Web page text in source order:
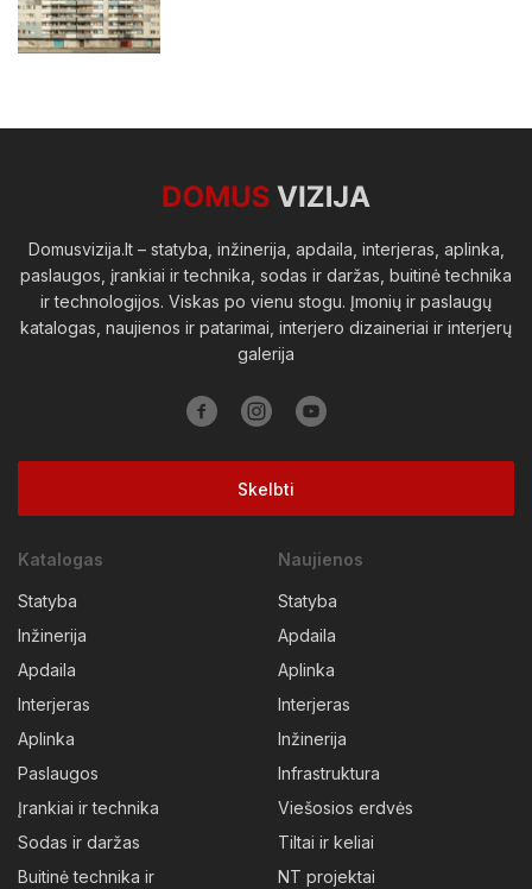
Domusvizija.lt – statyba, inžinerija, apdaila, interjeras, aplinka,
paslaugos, įrankiai ir technika, sodas ir daržas, buitinė technika
ir technologijos. Viskas po vienu stogu. Įmonių ir paslaugų
katalogas, naujienos ir patarimai, interjero dizaineriai ir interjerų
galerija
Skelbti
Katalogas
Statyba
Inžinerija
Apdaila
Interjeras
Aplinka
Paslaugos
Įrankiai ir technika
Sodas ir daržas
Buitinė technika ir
Naujienos
Statyba
Apdaila
Aplinka
Interjeras
Inžinerija
Infrastruktura
Viešosios erdvės
Tiltai ir keliai
NT projektai